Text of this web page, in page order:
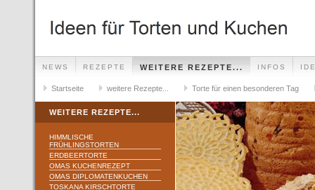
NEWS REZEPTE WEITERE REZEPTE... INFOS
Startseite weitere Rezepte... Torte für einen besonderen Tag
WEITERE REZEPTE...
HIMMLISCHE
FRÜHLINGSTORTEN
ERDBEERTORTE
OMAS KUCHENREZEPT
OMAS DIPLOMATENKUCHEN
TOSKANA KIRSCHTORTE